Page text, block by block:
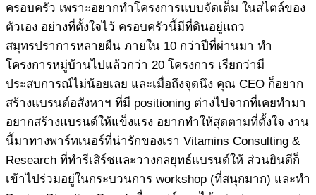
ครอบครัว เพราะอยากทำโครงการแบบจัดเต็ม ในสไตล์ของ
ตัวเอง อย่างที่ตั้งใจไว้ ครอบครัวนี้มีที่ดินอยู่แถว
สมุทรปราการหลายผืน ภายใน 10 กว่าปีที่ผ่านมา ทำ
โครงการหมู่บ้านไปแล้วกว่า 20 โครงการ เรียกว่ามี
ประสบการณ์ไม่น้อยเลย และเมื่อถึงจุดนึง คุณ CEO ก็อยาก
สร้างแบรนด์อสังหาฯ ที่มี positioning ต่างไปจากที่เคยทำมา
อยากสร้างแบรนด์ให้แข็งแรง อยากทำให้สุดตามที่ตั้งใจ งาน
นี้มาทางพาร์ทเนอร์ที่น่ารักของเรา Vitamins Consulting &
Research ที่ทำรีเสิร์ชและวางกลยุทธ์แบรนด์ให้ ส่วนยินดีก็
เข้าไปร่วมอยู่ในกระบวนการ workshop (ที่สนุกมาก) และทำ